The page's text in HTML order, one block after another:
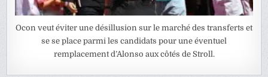
Ocon veut éviter une désillusion sur le marché des transferts et
se se place parmi les candidats pour une éventuel
remplacement d’Alonso aux côtés de Stroll.